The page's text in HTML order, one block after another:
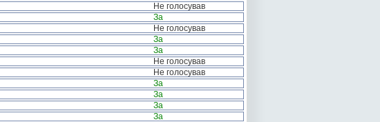
Не голосував
За
Не голосував
За
За
Не голосував
Не голосував
За
За
За
За